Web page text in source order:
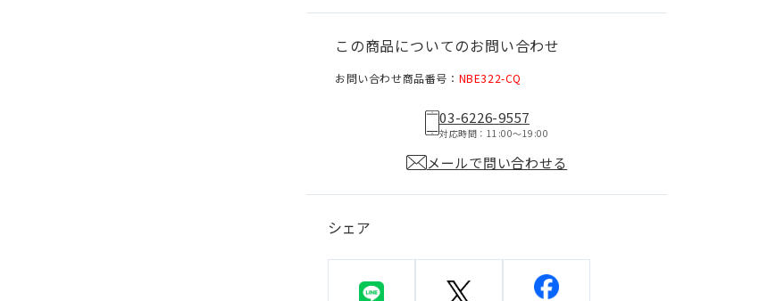
この商品についてのお問い合わせ
お問い合わせ商品番号： NBE322-CQ
03-6226-9557
対応時間：11:00〜19:00
メールで問い合わせる
シェア